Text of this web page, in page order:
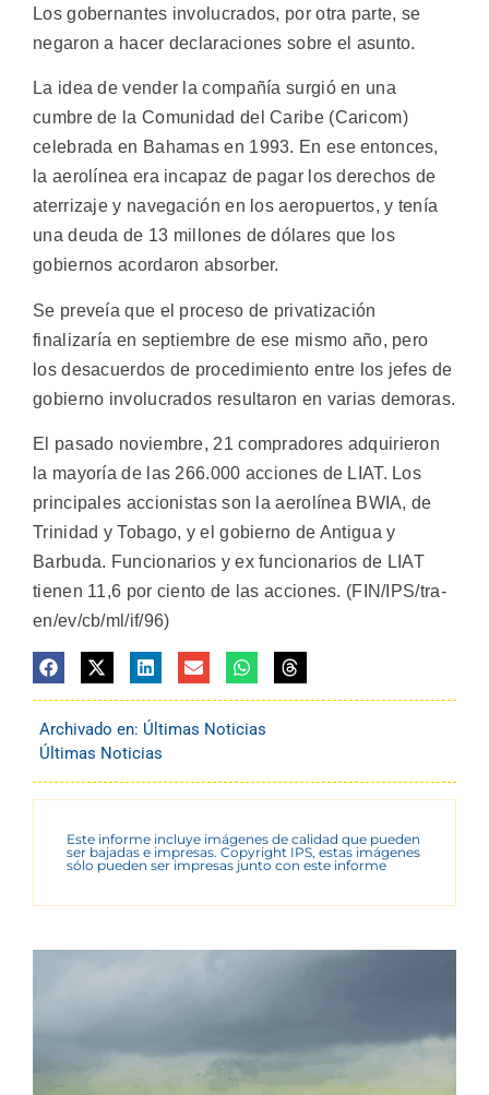
Los gobernantes involucrados, por otra parte, se
negaron a hacer declaraciones sobre el asunto.
La idea de vender la compañía surgió en una
cumbre de la Comunidad del Caribe (Caricom)
celebrada en Bahamas en 1993. En ese entonces,
la aerolínea era incapaz de pagar los derechos de
aterrizaje y navegación en los aeropuertos, y tenía
una deuda de 13 millones de dólares que los
gobiernos acordaron absorber.
Se preveía que el proceso de privatización
finalizaría en septiembre de ese mismo año, pero
los desacuerdos de procedimiento entre los jefes de
gobierno involucrados resultaron en varias demoras.
El pasado noviembre, 21 compradores adquirieron
la mayoría de las 266.000 acciones de LIAT. Los
principales accionistas son la aerolínea BWIA, de
Trinidad y Tobago, y el gobierno de Antigua y
Barbuda. Funcionarios y ex funcionarios de LIAT
tienen 11,6 por ciento de las acciones. (FIN/IPS/tra-
en/ev/cb/ml/if/96)
Archivado en: Últimas Noticias
Últimas Noticias
Este informe incluye imágenes de calidad que pueden
ser bajadas e impresas. Copyright IPS, estas imágenes
sólo pueden ser impresas junto con este informe